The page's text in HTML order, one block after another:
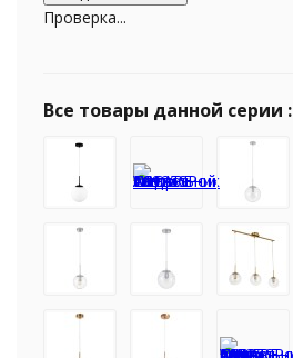
Проверка...
Все товары данной серии :